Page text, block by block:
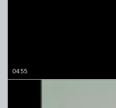
04:55